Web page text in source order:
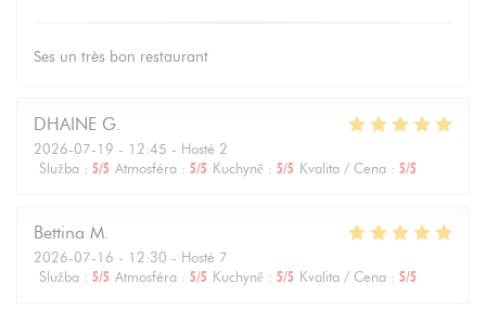
Ses un très bon restaurant
DHAINE G
2026-07-19 - 12:45 - Hosté 2
Služba : 5/5 Atmosféra : 5/5 Kuchyně : 5/5 Kvalita / Cena : 5/5
Bettina M
2026-07-16 - 12:30 - Hosté 7
Služba : 5/5 Atmosféra : 5/5 Kuchyně : 5/5 Kvalita / Cena : 5/5